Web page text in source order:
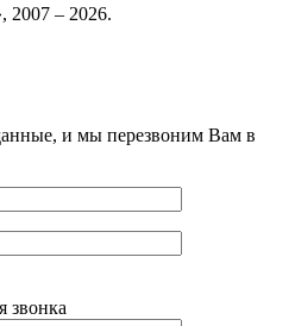
– 2026.
и мы перезвоним Вам в
звонка